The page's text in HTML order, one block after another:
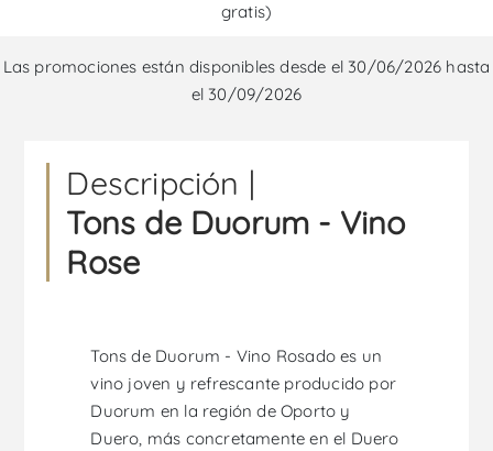
gratis)
Las promociones están disponibles desde el 30/06/2026 hasta
el 30/09/2026
Descripción |
Tons de Duorum - Vino
Rose
Tons de Duorum - Vino Rosado es un
vino joven y refrescante producido por
Duorum en la región de Oporto y
Duero, más concretamente en el Duero